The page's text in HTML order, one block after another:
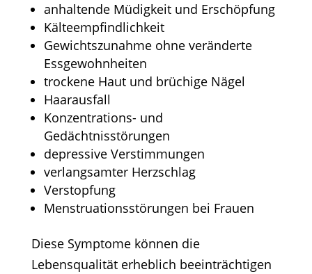
anhaltende Müdigkeit und Erschöpfung​
Kälteempfindlichkeit​
Gewichtszunahme ohne veränderte
Essgewohnheiten​
trockene Haut und brüchige Nägel​
Haarausfall​
Konzentrations- und
Gedächtnisstörungen​
depressive Verstimmungen​
verlangsamter Herzschlag​
Verstopfung​
Menstruationsstörungen bei Frauen​
Diese Symptome können die
Lebensqualität erheblich beeinträchtigen